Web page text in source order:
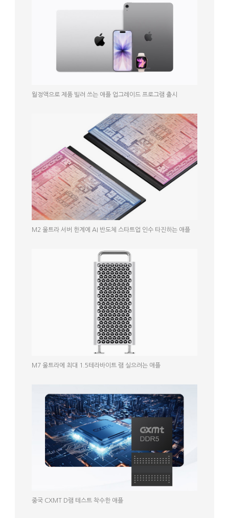
월정액으로 제품 빌려 쓰는 애플 업그레이드 프로그램 출시
M2 울트라 서버 한계에 AI 반도체 스타트업 인수 타진하는 애플
M7 울트라에 최대 1.5테라바이트 램 실으려는 애플
중국 CXMT D램 테스트 착수한 애플